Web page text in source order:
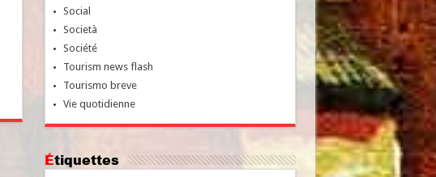
Social
Società
Société
Tourism news flash
Tourismo breve
Vie quotidienne
Étiquettes